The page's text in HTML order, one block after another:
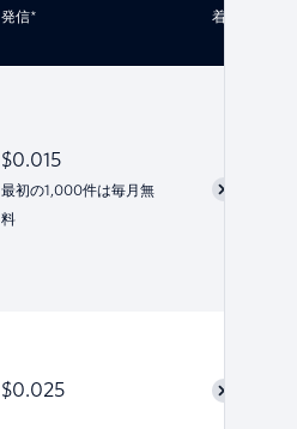
発信* 着信*
$0.015
最初の1,000件は毎月無
料
$0.025